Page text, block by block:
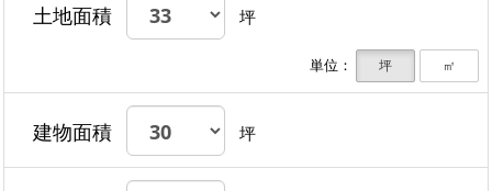
土地面積 坪
単位： 坪 ㎡
建物面積 坪